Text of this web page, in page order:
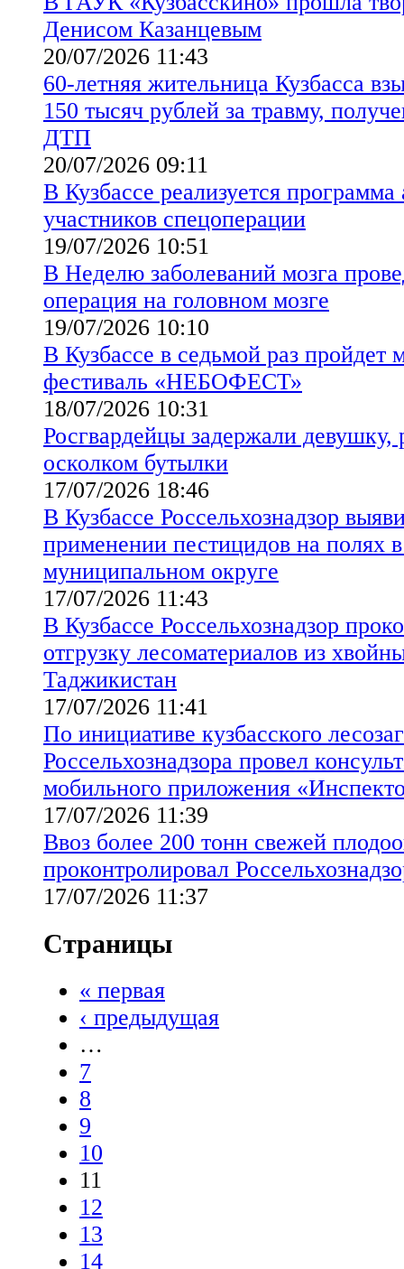
Денисом Казанцевым
20/07/2026 11:43
60-летняя жительница Кузбасса
150 тысяч рублей за травму,
ДТП
20/07/2026 09:11
В Кузбассе реализуется
участников спецоперации
19/07/2026 10:51
В Неделю заболеваний мозга
операция на головном мозге
19/07/2026 10:10
В Кузбассе в седьмой раз пройдет
фестиваль «НЕБОФЕСТ»
18/07/2026 10:31
Росгвардейцы задержали
осколком бутылки
17/07/2026 18:46
В Кузбассе Россельхознадзор
применении пестицидов на полях
муниципальном округе
17/07/2026 11:43
В Кузбассе Россельхознадзор
отгрузку лесоматериалов из
Таджикистан
17/07/2026 11:41
По инициативе кузбасского
Россельхознадзора провел
мобильного приложения
17/07/2026 11:39
Ввоз более 200 тонн свежей
проконтролировал
17/07/2026 11:37
Страницы
« первая
‹ предыдущая
…
7
8
9
10
11
12
13
14